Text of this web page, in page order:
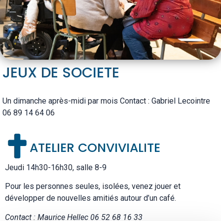
JEUX DE SOCIETE
Un dimanche après-midi par mois Contact : Gabriel Lecointre
06 89 14 64 06
ATELIER CONVIVIALITE
Jeudi 14h30-16h30, salle 8-9
Pour les personnes seules, isolées, venez jouer et
développer de nouvelles amitiés autour d’un café.
Contact : Maurice Hellec 06 52 68 16 33